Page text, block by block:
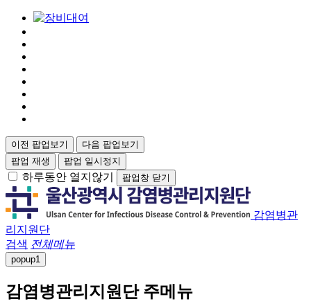
이전 팝업보기
다음 팝업보기
팝업 재생
팝업 일시정지
하루동안 열지않기 팝업창 닫기
감염병관
리지원단
검색 전체메뉴
popup1
감염병관리지원단 주메뉴